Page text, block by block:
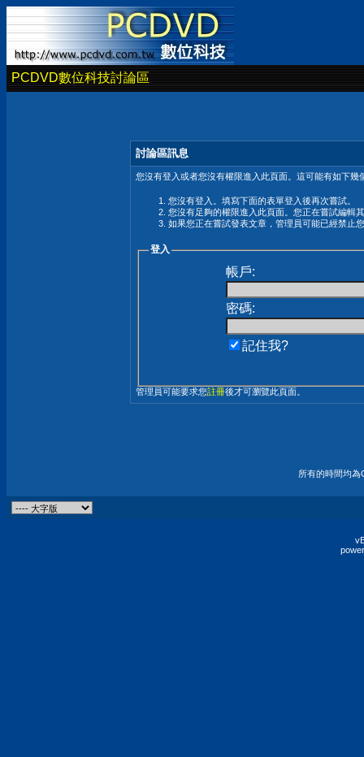
PCDVD數位科技討論區
討論區訊息
您沒有登入或者您沒有權限進入此頁面。這可能有如下幾
您沒有登入。填寫下面的表單登入後再次嘗試。
您沒有足夠的權限進入此頁面。您正在嘗試編輯
如果您正在嘗試發表文章，管理員可能已經禁止
登入
帳戶:
密碼:
記住我?
管理員可能要求您註冊後才可瀏覽此頁面。
所有的時間均為